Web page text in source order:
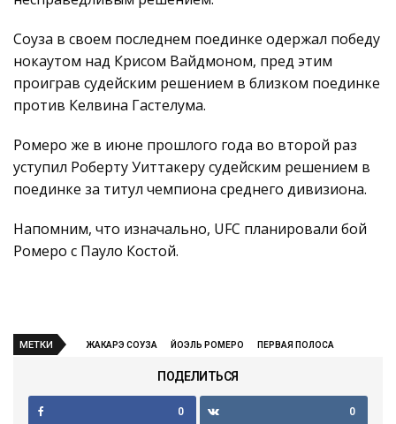
Соуза в своем последнем поединке одержал победу
нокаутом над Крисом Вайдмоном, пред этим
проиграв судейским решением в близком поединке
против Келвина Гастелума.
Ромеро же в июне прошлого года во второй раз
уступил Роберту Уиттакеру судейским решением в
поединке за титул чемпиона среднего дивизиона.
Напомним, что изначально, UFC планировали бой
Ромеро с Пауло Костой.
МЕТКИ ЖАКАРЭ СОУЗА ЙОЭЛЬ РОМЕРО ПЕРВАЯ ПОЛОСА
ПОДЕЛИТЬСЯ
0 0